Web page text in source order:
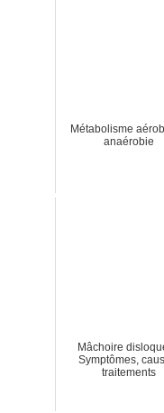
Métabolisme
anaérobie
Mâchoire
Symptômes,
traitements